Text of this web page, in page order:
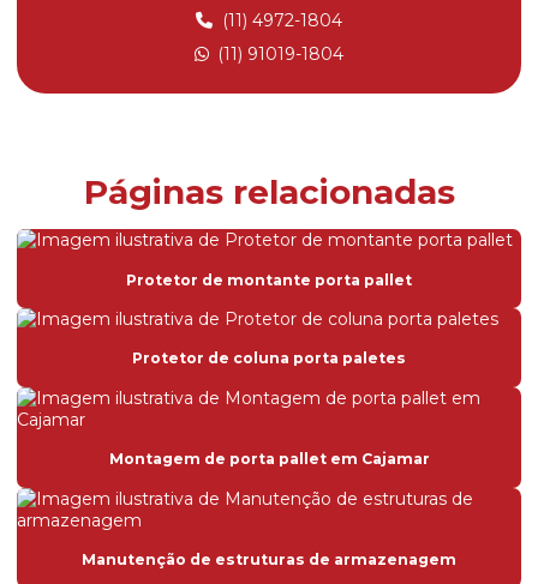
Compra de drive in usado
Corredores elevados
Desmontagem de estruturas de armazenagem
Desmontagem de estruturas de armazenagem em sp
Desmontagem de porta palete
Divisores metálicos para estantes
(11) 4972-1804
(11) 91019-1804
Páginas relacionadas
Protetor de montante porta pallet
Protetor de coluna porta paletes
Montagem de porta pallet em Cajamar
Manutenção de estruturas de armazenagem